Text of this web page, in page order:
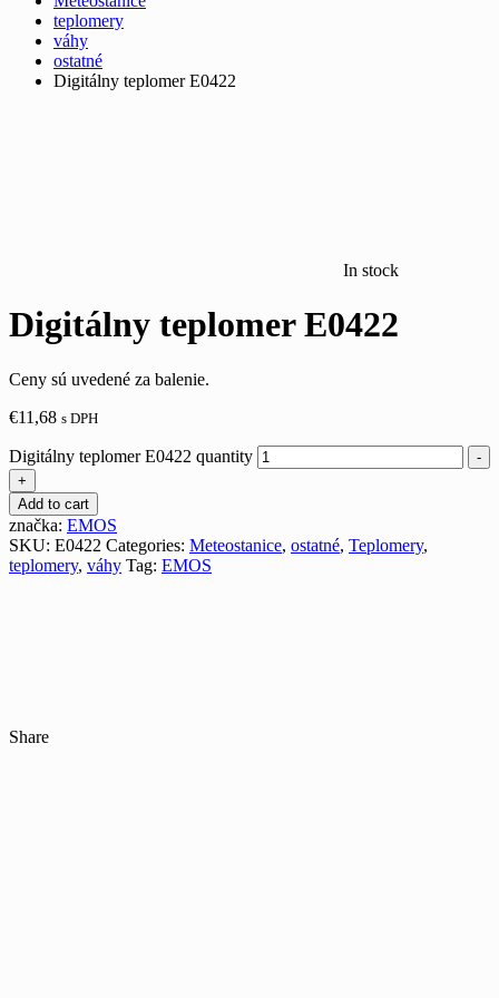
teplomery
váhy
ostatné
Digitálny teplomer E0422
In stock
Digitálny teplomer E0422
Ceny sú uvedené za balenie.
€11,68 s DPH
Digitálny teplomer E0422 quantity
-
+
Add to cart
značka: EMOS
SKU: E0422 Categories: Meteostanice, ostatné, Teplomery,
teplomery, váhy Tag: EMOS
Share